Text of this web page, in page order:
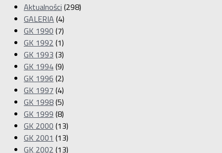
Aktualności (298)
GALERIA (4)
GK 1990 (7)
GK 1992 (1)
GK 1993 (3)
GK 1994(9)
GK 1996 (2)
GK 1997 (4)
GK 1998(5)
GK 1999 (8)
GK 2000 (13)
GK 2001 (13)
GK 2002 (13)